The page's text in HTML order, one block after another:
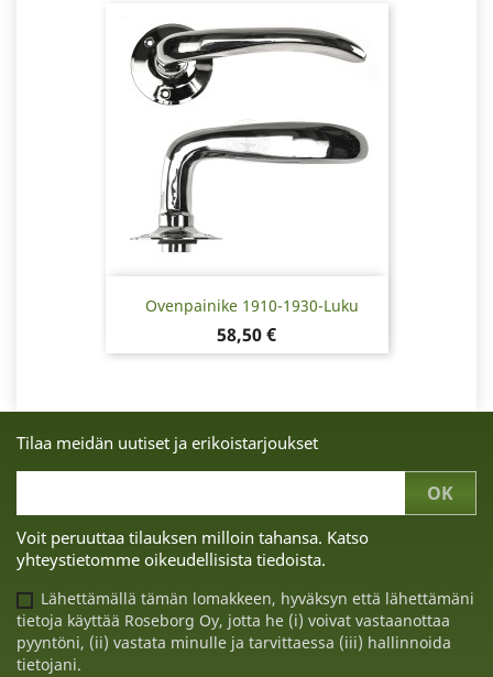
Ovenpainike 1910-1930-Luku
Hinta
58,50 €
Tilaa meidän uutiset ja erikoistarjoukset
Voit peruuttaa tilauksen milloin tahansa. Katso
yhteystietomme oikeudellisista tiedoista.
Lähettämällä tämän lomakkeen, hyväksyn että lähettämäni
tietoja käyttää Roseborg Oy, jotta he (i) voivat vastaanottaa
pyyntöni, (ii) vastata minulle ja tarvittaessa (iii) hallinnoida
tietojani.